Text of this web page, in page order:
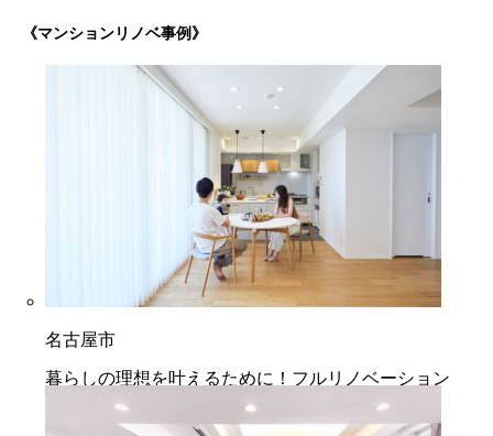
《マンションリノベ事例》
名古屋市
暮らしの理想を叶えるために！フルリノベーション